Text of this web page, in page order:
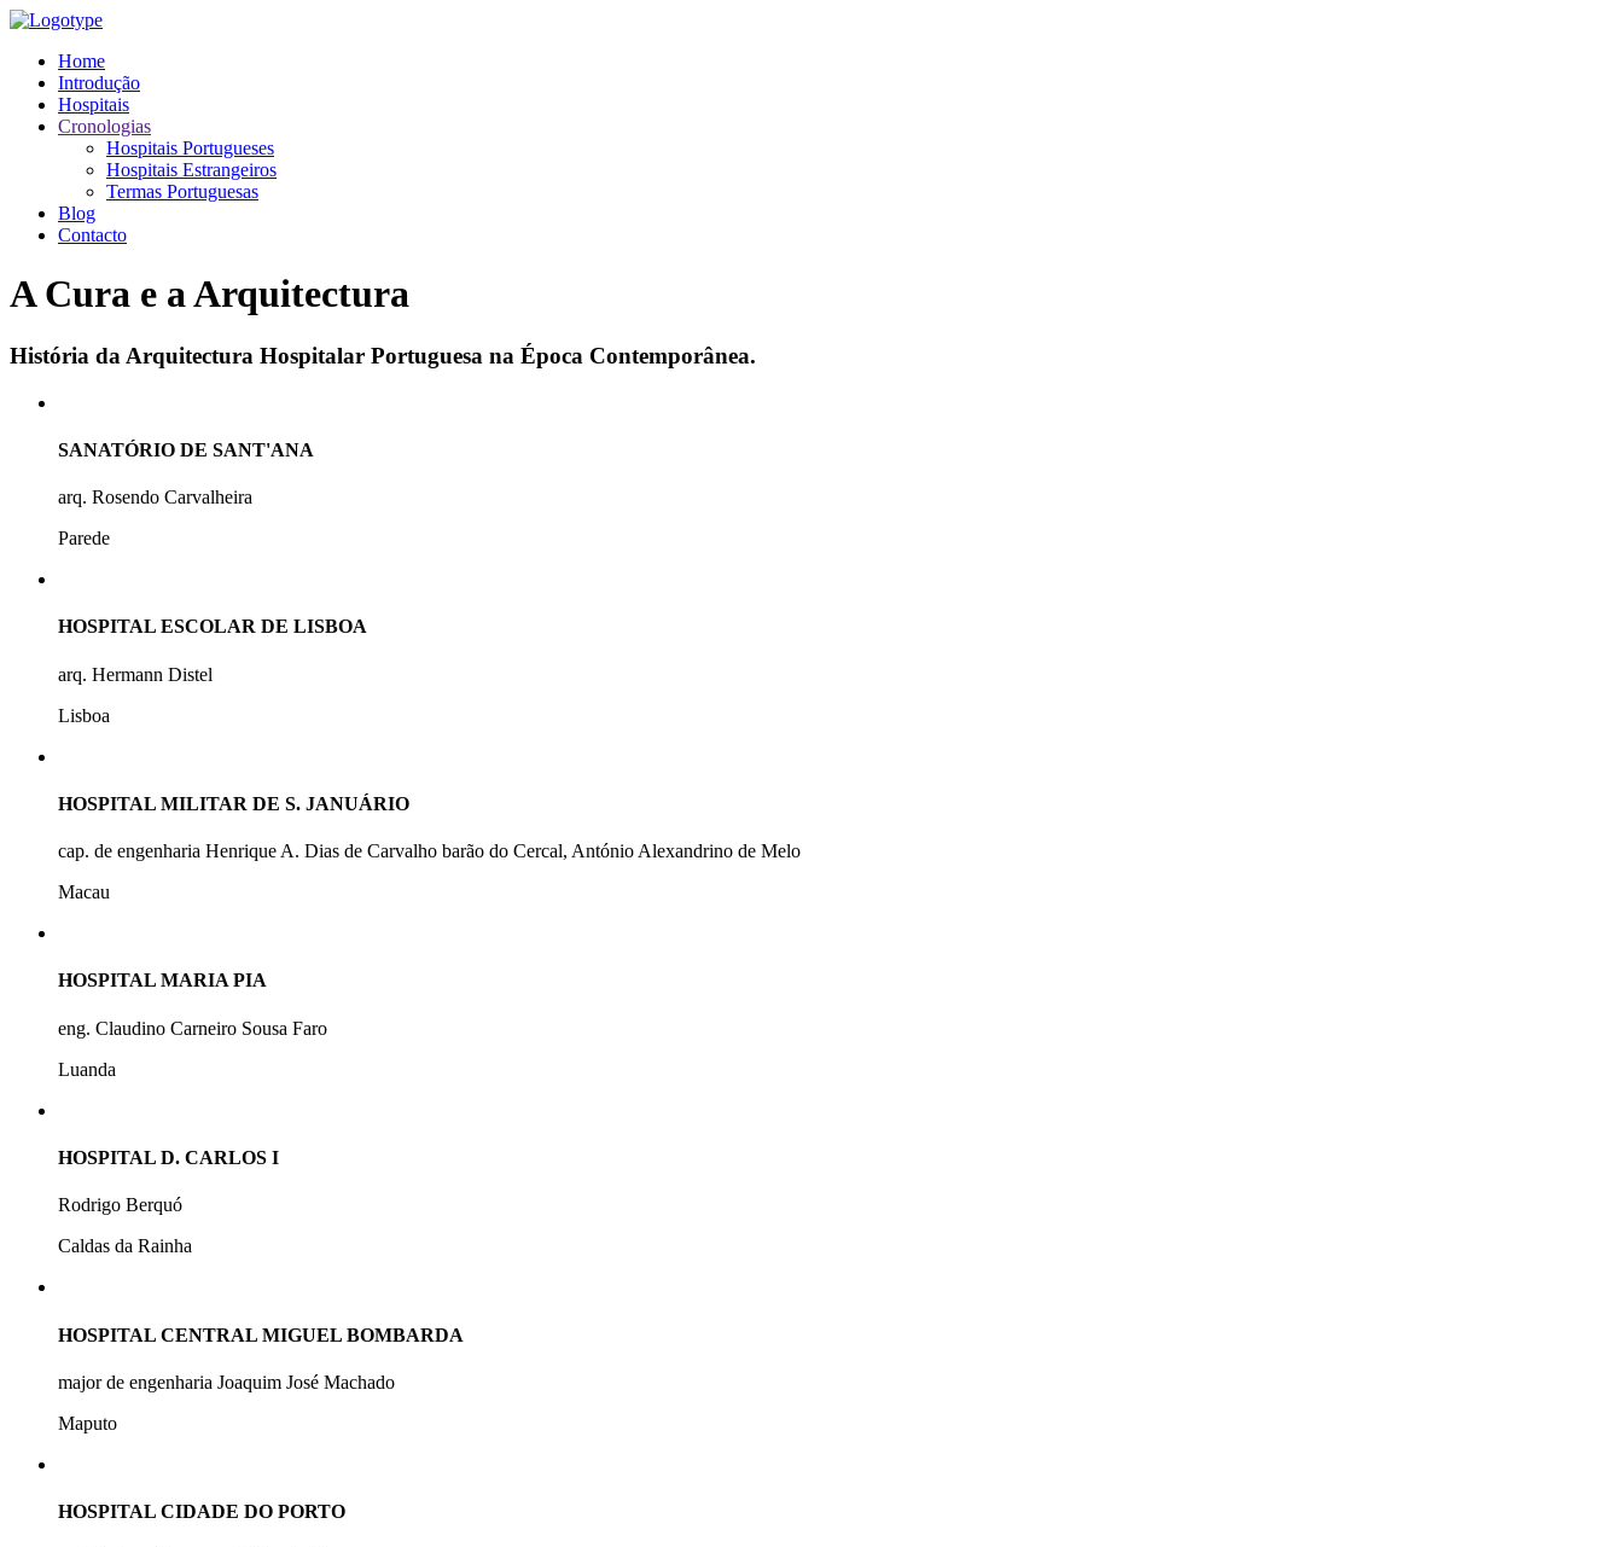
Home
Introdução
Hospitais
Cronologias
Hospitais Portugueses
Hospitais Estrangeiros
Termas Portuguesas
Blog
Contacto
A Cura e a Arquitectura
História da Arquitectura Hospitalar Portuguesa na Época Contemporânea.
SANATÓRIO DE SANT'ANA
arq. Rosendo Carvalheira
Parede
HOSPITAL ESCOLAR DE LISBOA
arq. Hermann Distel
Lisboa
HOSPITAL MILITAR DE S. JANUÁRIO
cap. de engenharia Henrique A. Dias de Carvalho barão do Cercal, António Alexandrino de Melo
Macau
HOSPITAL MARIA PIA
eng. Claudino Carneiro Sousa Faro
Luanda
HOSPITAL D. CARLOS I
Rodrigo Berquó
Caldas da Rainha
HOSPITAL CENTRAL MIGUEL BOMBARDA
major de engenharia Joaquim José Machado
Maputo
HOSPITAL CIDADE DO PORTO